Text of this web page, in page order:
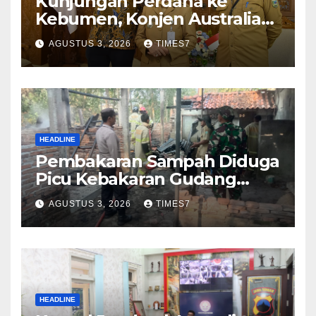
Kebumen, Konjen Australia
Jajaki Kerja Sama Pariwisata
hingga Pendidikan
AGUSTUS 3, 2026 TIMES7
HEADLINE
Pembakaran Sampah Diduga
Picu Kebakaran Gudang
Furniture di Kebumen
AGUSTUS 3, 2026 TIMES7
HEADLINE